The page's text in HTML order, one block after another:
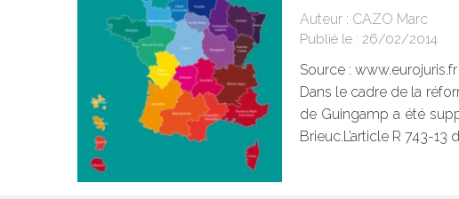
Auteur : CAZO Marc
Publié le : 26/02/2014
Source : www.eurojuris.fr
Dans le cadre de la
de Guingamp a été
Brieuc.L’article R 743-